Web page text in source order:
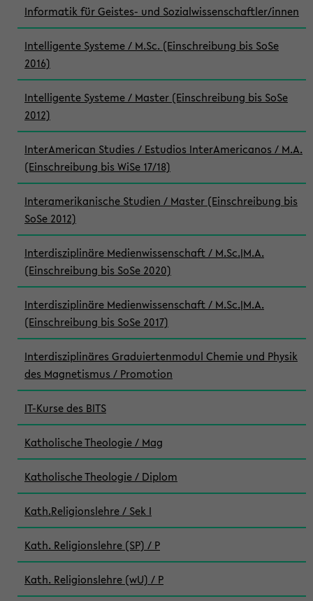
Informatik für Geistes- und Sozialwissenschaftler/innen
Intelligente Systeme / M.Sc. (Einschreibung bis SoSe
2016)
Intelligente Systeme / Master (Einschreibung bis SoSe
2012)
InterAmerican Studies / Estudios InterAmericanos / M.A.
(Einschreibung bis WiSe 17/18)
Interamerikanische Studien / Master (Einschreibung bis
SoSe 2012)
Interdisziplinäre Medienwissenschaft / M.Sc.|M.A.
(Einschreibung bis SoSe 2020)
Interdisziplinäre Medienwissenschaft / M.Sc.|M.A.
(Einschreibung bis SoSe 2017)
Interdisziplinäres Graduiertenmodul Chemie und Physik
des Magnetismus / Promotion
IT-Kurse des BITS
Katholische Theologie / Mag
Katholische Theologie / Diplom
Kath.Religionslehre / Sek I
Kath. Religionslehre (SP) / P
Kath. Religionslehre (wU) / P